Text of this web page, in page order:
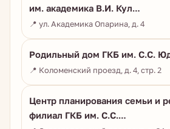
им. академика В.И. Кул…
📍 ул. Академика Опарина, д. 4
Родильный дом ГКБ им. С.С.
📍 Коломенский проезд, д. 4, стр. 2
Центр планирования семьи и
филиал ГКБ им. С.С.…